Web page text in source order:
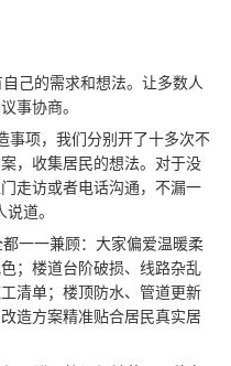
己的需求和想法。让多数人
事协商。
项，我们分别开了十多次不
，收集居民的想法。对于没
走访或者电话沟通，不漏一
道。
一一兼顾：大家偏爱温暖柔
；楼道台阶破损、线路杂乱
清单；楼顶防水、管道更新
造方案精准贴合居民真实居